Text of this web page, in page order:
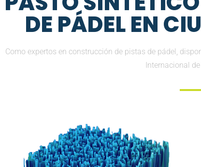
DE PÁDEL EN
Como expertos en construcción de pistas de pádel,
Internacional